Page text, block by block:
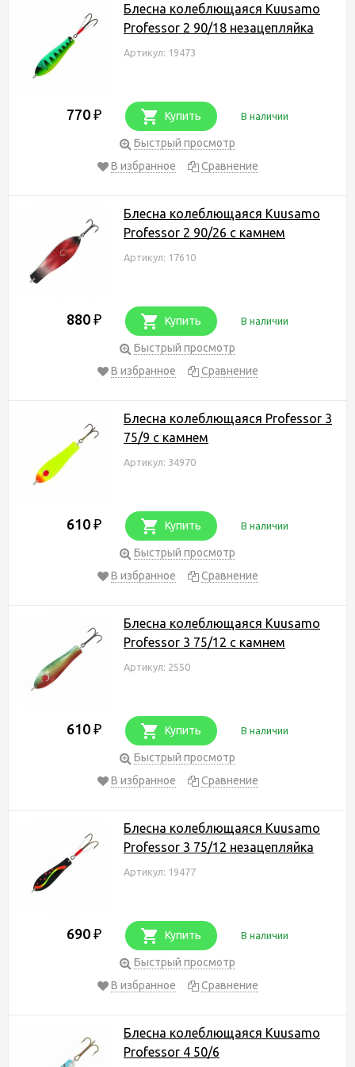
Блесна колеблющаяся Kuusamo
Professor 2 90/18 незацепляйка
Артикул: 19473
770 ₽ Купить В наличии
Быстрый просмотр
В избранное
Сравнение
Блесна колеблющаяся Kuusamo
Professor 2 90/26 с камнем
Артикул: 17610
880 ₽ Купить В наличии
Быстрый просмотр
В избранное
Сравнение
Блесна колеблющаяся Professor 3
75/9 с камнем
Артикул: 34970
610 ₽ Купить В наличии
Быстрый просмотр
В избранное
Сравнение
Блесна колеблющаяся Kuusamo
Professor 3 75/12 с камнем
Артикул: 2550
610 ₽ Купить В наличии
Быстрый просмотр
В избранное
Сравнение
Блесна колеблющаяся Kuusamo
Professor 3 75/12 незацепляйка
Артикул: 19477
690 ₽ Купить В наличии
Быстрый просмотр
В избранное
Сравнение
Блесна колеблющаяся Kuusamo
Professor 4 50/6